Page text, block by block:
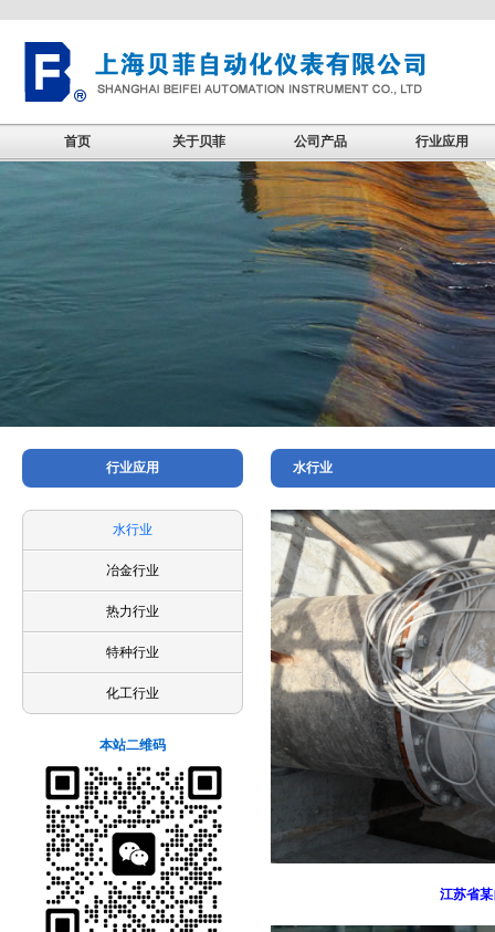
首页 关于贝菲 公司产品 行业应用
行业应用
水行业
冶金行业
热力行业
特种行业
化工行业
本站二维码
水行业
江苏省